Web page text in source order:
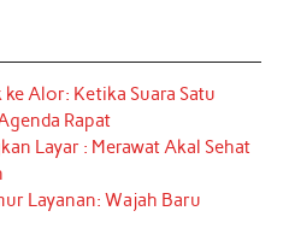
Alor: Ketika Suara Satu
Rapat
Layar : Merawat Akal Sehat
Layanan: Wajah Baru